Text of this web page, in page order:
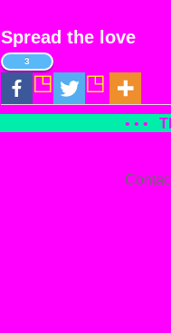
Spread the love
3
• • •